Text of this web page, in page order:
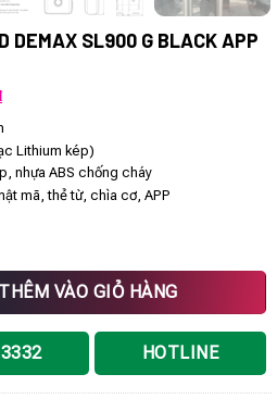
DEMAX SL900 G BLACK APP
Giá
tại
là:
6.440.000 ₫.
Lithium kép)
nhựa ABS chống cháy
mã, thẻ từ, chìa cơ, APP
SL900 G Black APP tiêu chuẩn Đức
THÊM VÀO GIỎ HÀNG
HOTLINE